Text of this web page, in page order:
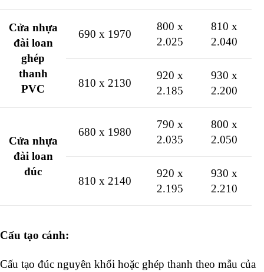
Cửa nhựa
đài loan
ghép
thanh
PVC
690 x 1970
800 x
2.025
810 x
2.040
810 x 2130
920 x
2.185
930 x
2.200
Cửa nhựa
đài loan
đúc
680 x 1980
790 x
2.035
800 x
2.050
810 x 2140
920 x
2.195
930 x
2.210
Cấu tạo cánh:
Cấu tạo đúc nguyên khối hoặc ghép thanh theo mẫu của